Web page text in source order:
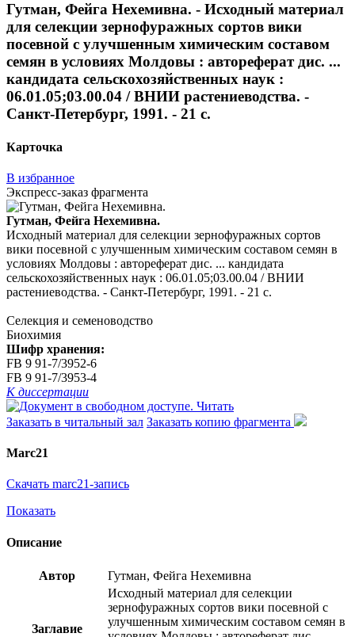
Гутман, Фейга Нехемивна. - Исходный материал
для селекции зернофуражных сортов вики
посевной с улучшенным химическим составом
семян в условиях Молдовы : автореферат дис. ...
кандидата сельскохозяйственных наук :
06.01.05;03.00.04 / ВНИИ растениеводства. -
Санкт-Петербург, 1991. - 21 с.
Карточка
В избранное
Экспресс-заказ фрагмента
Гутман, Фейга Нехемивна.
Исходный материал для селекции зернофуражных сортов
вики посевной с улучшенным химическим составом семян в
условиях Молдовы : автореферат дис. ... кандидата
сельскохозяйственных наук : 06.01.05;03.00.04 / ВНИИ
растениеводства. - Санкт-Петербург, 1991. - 21 с.
Селекция и семеноводство
Биохимия
Шифр хранения:
FB 9 91-7/3952-6
FB 9 91-7/3953-4
К диссертации
Читать
Заказать в читальный зал Заказать копию фрагмента
Marc21
Скачать marc21-запись
Показать
Описание
Автор Гутман, Фейга Нехемивна
Заглавие
Исходный материал для селекции
зернофуражных сортов вики посевной с
улучшенным химическим составом семян в